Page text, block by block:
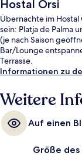
Hostal Orsi
Übernachte im
sein: Platja de Palma
(je nach Saison
Bar/Lounge
Terrasse.
Informationen zu
Weitere
Auf einen
Größe